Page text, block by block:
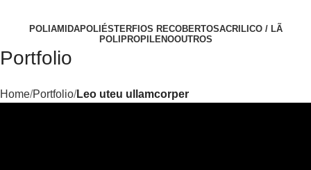
POLIAMIDAPOLIÉSTERFIOS RECOBERTOSACRILICO / LÃ
POLIPROPILENOOUTROS
Portfolio
Home Portfolio Leo uteu ullamcorper